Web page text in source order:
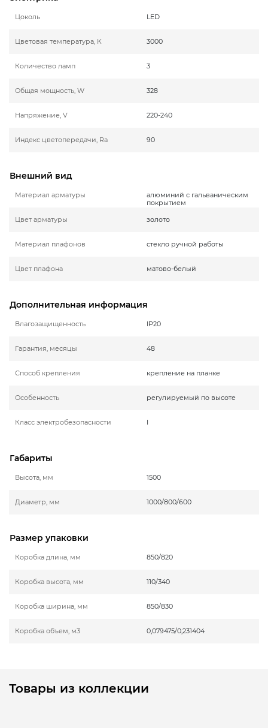
Цоколь LED
Цветовая температура, К 3000
Количество ламп 3
Общая мощность, W 328
Напряжение, V 220-240
Индекс цветопередачи, Ra 90
Внешний вид
Материал арматуры
алюминий с гальваническим
покрытием
Цвет арматуры
золото
Материал плафонов стекло ручной работы
Цвет плафона матово-белый
Дополнительная информация
Влагозащищенность IP20
Гарантия, месяцы 48
Способ крепления крепление на планке
Особенность регулируемый по высоте
Класс электробезопасности I
Габариты
Высота, мм 1500
Диаметр, мм 1000/800/600
Размер упаковки
Коробка длина, мм 850/820
Коробка высота, мм 110/340
Коробка ширина, мм 850/830
Коробка объем, м3 0,079475/0,231404
Товары из коллекции